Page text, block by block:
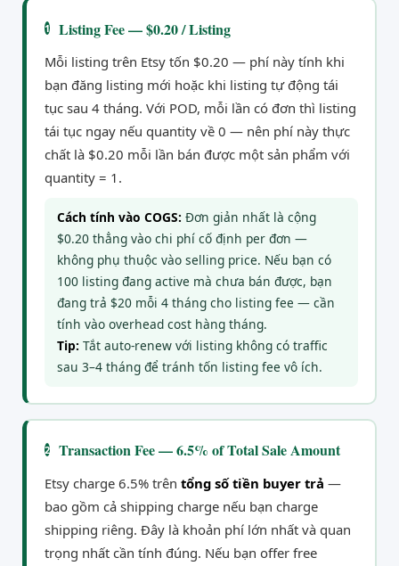
1 Listing Fee — $0.20 / Listing
Mỗi listing trên Etsy tốn $0.20 — phí này tính khi
bạn đăng listing mới hoặc khi listing tự động tái
tục sau 4 tháng. Với POD, mỗi lần có đơn thì listing
tái tục ngay nếu quantity về 0 — nên phí này thực
chất là $0.20 mỗi lần bán được một sản phẩm với
quantity = 1.
Cách tính vào COGS: Đơn giản nhất là cộng
$0.20 thẳng vào chi phí cố định per đơn —
không phụ thuộc vào selling price. Nếu bạn có
100 listing đang active mà chưa bán được, bạn
đang trả $20 mỗi 4 tháng cho listing fee — cần
tính vào overhead cost hàng tháng.
Tip: Tắt auto-renew với listing không có traffic
sau 3–4 tháng để tránh tốn listing fee vô ích.
2 Transaction Fee — 6.5% of Total Sale Amount
Etsy charge 6.5% trên tổng số tiền buyer trả —
bao gồm cả shipping charge nếu bạn charge
shipping riêng. Đây là khoản phí lớn nhất và quan
trọng nhất cần tính đúng. Nếu bạn offer free